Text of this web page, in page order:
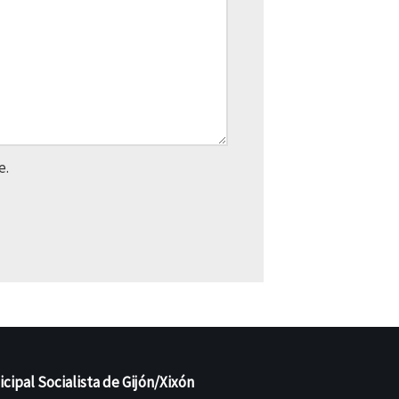
Socialista de Gijón/Xixón